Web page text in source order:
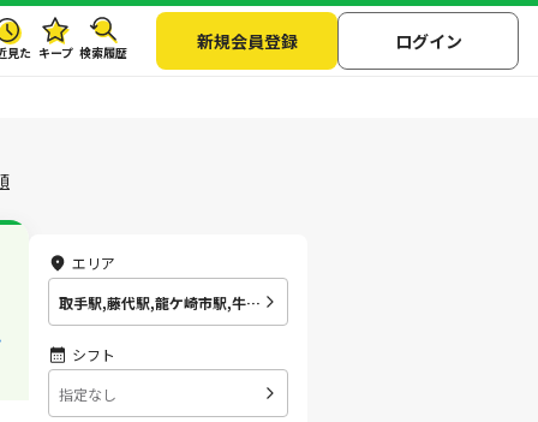
見た キープ 検索履歴 新規会員登録 ログイン
エリア
取手駅,藤代駅,龍ケ崎市駅,牛久駅,ひたち野うしく駅,荒川沖駅,土浦駅,神立駅,高浜(茨城県)駅,石岡駅,羽鳥駅,岩間駅,友部駅,内原駅,赤塚駅,偕楽園駅,水戸駅,勝田駅,佐和駅,東海駅,大甕駅,常陸多賀駅,日立駅,小木津駅,十王駅,高萩駅,南中郷駅,磯原駅,大津港駅
シフト
指定なし